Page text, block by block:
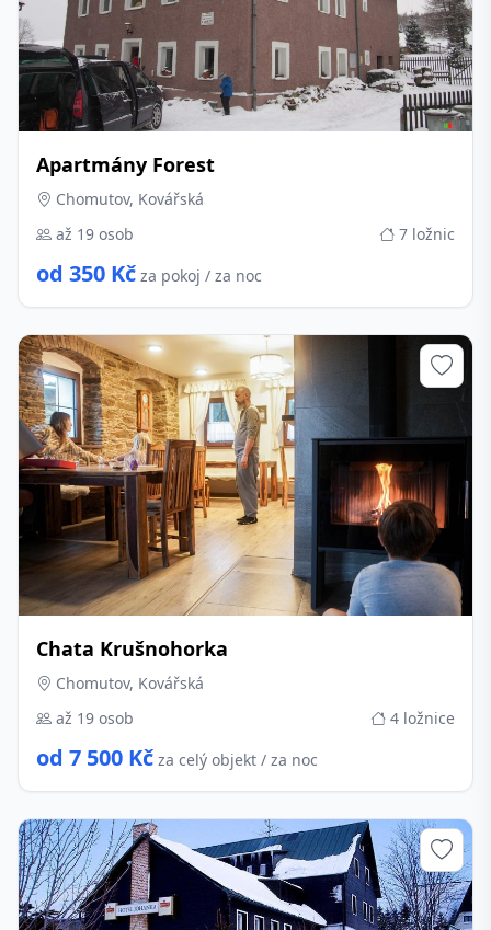
Apartmány Forest
Chomutov, Kovářská
až 19 osob
7 ložnic
od 350 Kč za pokoj / za noc
Chata Krušnohorka
Chomutov, Kovářská
až 19 osob
4 ložnice
od 7 500 Kč za celý objekt / za noc